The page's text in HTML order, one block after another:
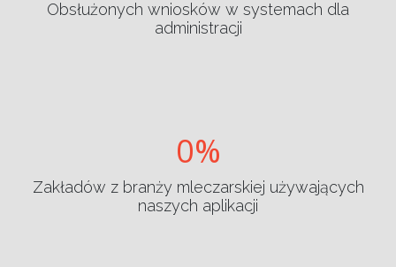
Obsłużonych wniosków w systemach dla
administracji
0
Zakładów z branży mleczarskiej używających
naszych aplikacji